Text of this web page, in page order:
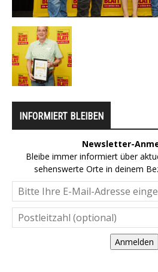
INFORMIERT BLEIBEN
Newsletter-
Bleibe immer informiert über
sehenswerte Orte in deinem
Anmelden